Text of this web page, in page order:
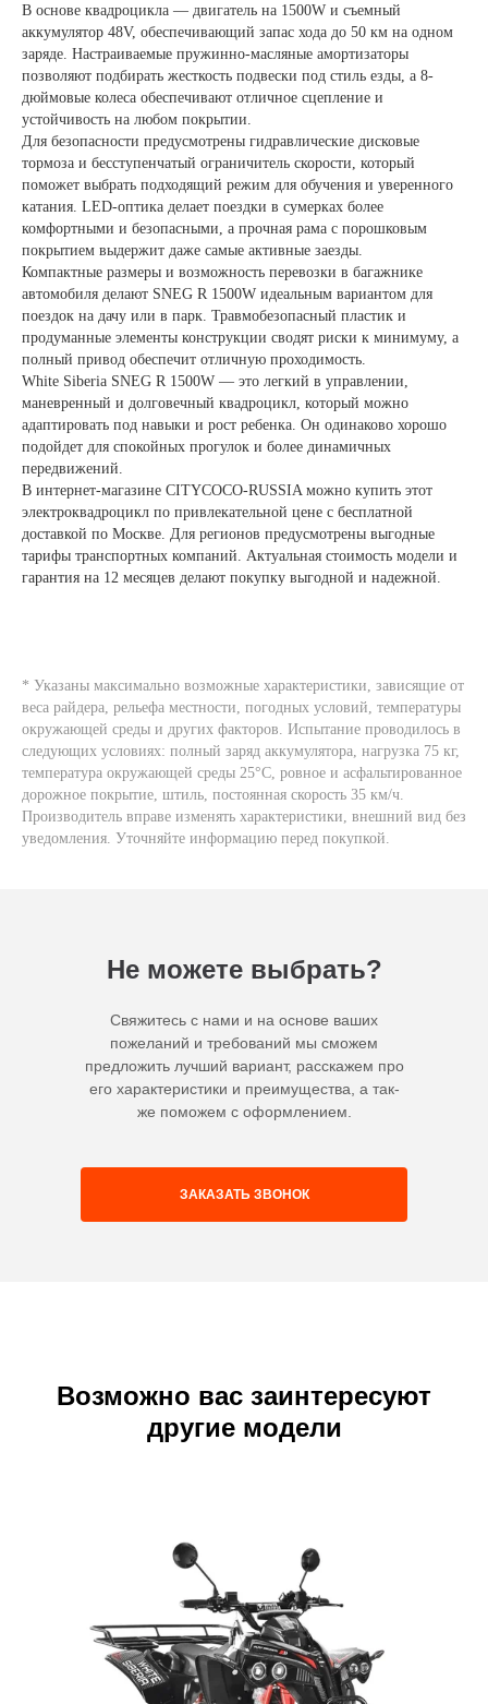
В основе квадроцикла — двигатель на 1500W и съемный
аккумулятор 48V, обеспечивающий запас хода до 50 км на одном
заряде. Настраиваемые пружинно-масляные амортизаторы
позволяют подбирать жесткость подвески под стиль езды, а 8-
дюймовые колеса обеспечивают отличное сцепление и
устойчивость на любом покрытии.
Для безопасности предусмотрены гидравлические дисковые
тормоза и бесступенчатый ограничитель скорости, который
поможет выбрать подходящий режим для обучения и уверенного
катания. LED-оптика делает поездки в сумерках более
комфортными и безопасными, а прочная рама с порошковым
покрытием выдержит даже самые активные заезды.
Компактные размеры и возможность перевозки в багажнике
автомобиля делают SNEG R 1500W идеальным вариантом для
поездок на дачу или в парк. Травмобезопасный пластик и
продуманные элементы конструкции сводят риски к минимуму, а
полный привод обеспечит отличную проходимость.
White Siberia SNEG R 1500W — это легкий в управлении,
маневренный и долговечный квадроцикл, который можно
адаптировать под навыки и рост ребенка. Он одинаково хорошо
подойдет для спокойных прогулок и более динамичных
передвижений.
В интернет-магазине CITYCOCO-RUSSIA можно купить этот
электроквадроцикл по привлекательной цене с бесплатной
доставкой по Москве. Для регионов предусмотрены выгодные
тарифы транспортных компаний. Актуальная стоимость модели и
гарантия на 12 месяцев делают покупку выгодной и надежной.
* Указаны максимально возможные характеристики, зависящие от
веса райдера, рельефа местности, погодных условий, температуры
окружающей среды и других факторов. Испытание проводилось в
следующих условиях: полный заряд аккумулятора, нагрузка 75 кг,
температура окружающей среды 25°C, ровное и асфальтированное
дорожное покрытие, штиль, постоянная скорость 35 км/ч.
Производитель вправе изменять характеристики, внешний вид без
уведомления. Уточняйте информацию перед покупкой.
Не можете выбрать?
Свяжитесь с нами и на основе ваших
пожеланий и требований мы сможем
предложить лучший вариант, расскажем про
его характеристики и преимущества, а так-
же поможем с оформлением.
ЗАКАЗАТЬ ЗВОНОК
Возможно вас заинтересуют
другие модели